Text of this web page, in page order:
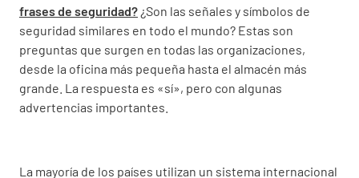
frases de seguridad? ¿Son las señales y símbolos de
seguridad similares en todo el mundo? Estas son
preguntas que surgen en todas las organizaciones,
desde la oficina más pequeña hasta el almacén más
grande. La respuesta es «sí», pero con algunas
advertencias importantes.
La mayoría de los países utilizan un sistema internacional